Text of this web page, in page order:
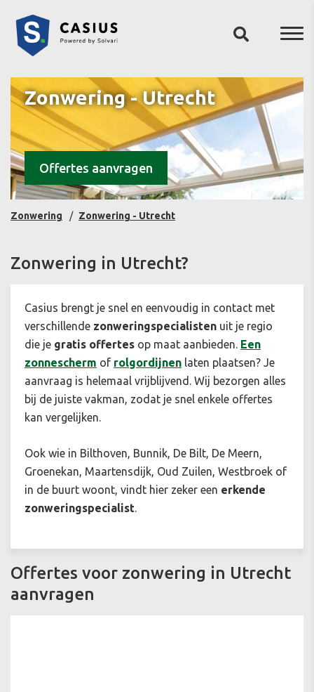
Zonwering - Utrecht
Offertes aanvragen
Zonwering Zonwering - Utrecht
Zonwering in Utrecht?
Casius brengt je snel en eenvoudig in contact met
verschillende zonweringspecialisten uit je regio
die je gratis offertes op maat aanbieden. Een
zonnescherm of rolgordijnen laten plaatsen? Je
aanvraag is helemaal vrijblijvend. Wij bezorgen alles
bij de juiste vakman, zodat je snel enkele offertes
kan vergelijken.
Ook wie in Bilthoven, Bunnik, De Bilt, De Meern,
Groenekan, Maartensdijk, Oud Zuilen, Westbroek of
in de buurt woont, vindt hier zeker een erkende
zonweringspecialist.
Offertes voor zonwering in Utrecht
aanvragen